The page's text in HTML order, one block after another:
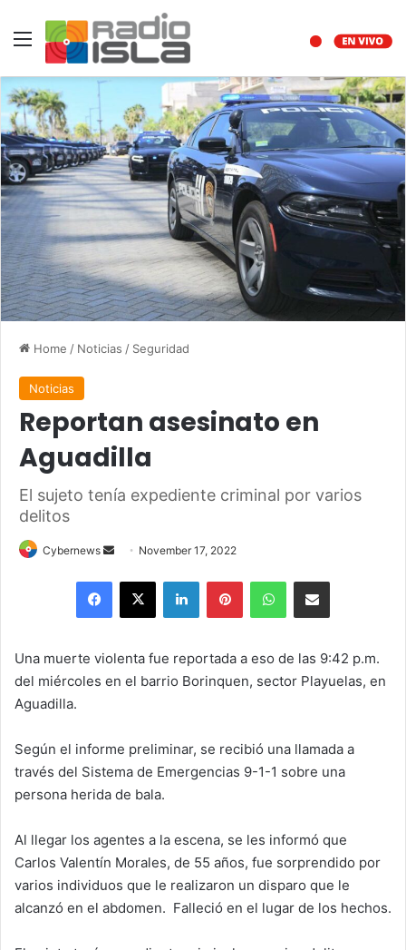
Menu
Home / Noticias / Seguridad
Noticias
Reportan asesinato en
Aguadilla
El sujeto tenía expediente criminal por varios
delitos
Cybernews
Send
email
November 17, 2022
Facebook
X LinkedInPinterestWhatsAppShare via Email
Una muerte violenta fue reportada a eso de las 9:42 p.m.
del miércoles en el barrio Borinquen, sector Playuelas, en
Aguadilla.
Según el informe preliminar, se recibió una llamada a
través del Sistema de Emergencias 9-1-1 sobre una
persona herida de bala.
Al llegar los agentes a la escena, se les informó que
Carlos Valentín Morales, de 55 años, fue sorprendido por
varios individuos que le realizaron un disparo que le
alcanzó en el abdomen. Falleció en el lugar de los hechos.